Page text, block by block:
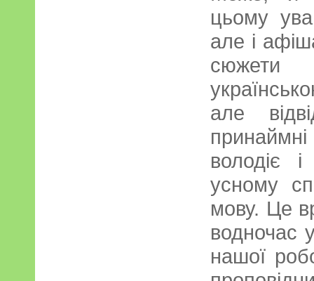
цьому
але і
але
володіє
усному
мову. Це
водночас
нашої